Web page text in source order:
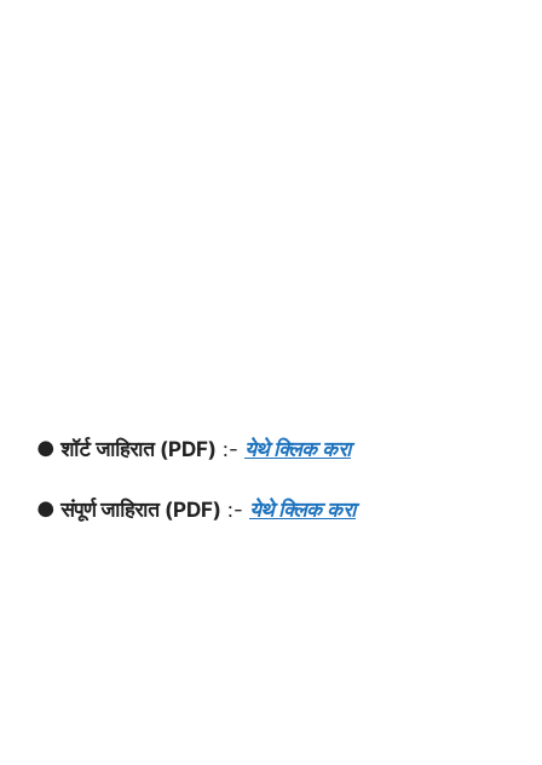
● शॉर्ट जाहिरात (PDF) :- येथे क्लिक करा
● संपूर्ण जाहिरात (PDF) :- येथे क्लिक करा